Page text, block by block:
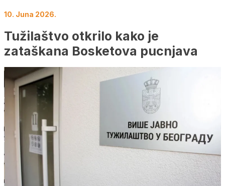
10. Juna 2026.
Tužilaštvo otkrilo kako je
zataškana Bosketova pucnjava